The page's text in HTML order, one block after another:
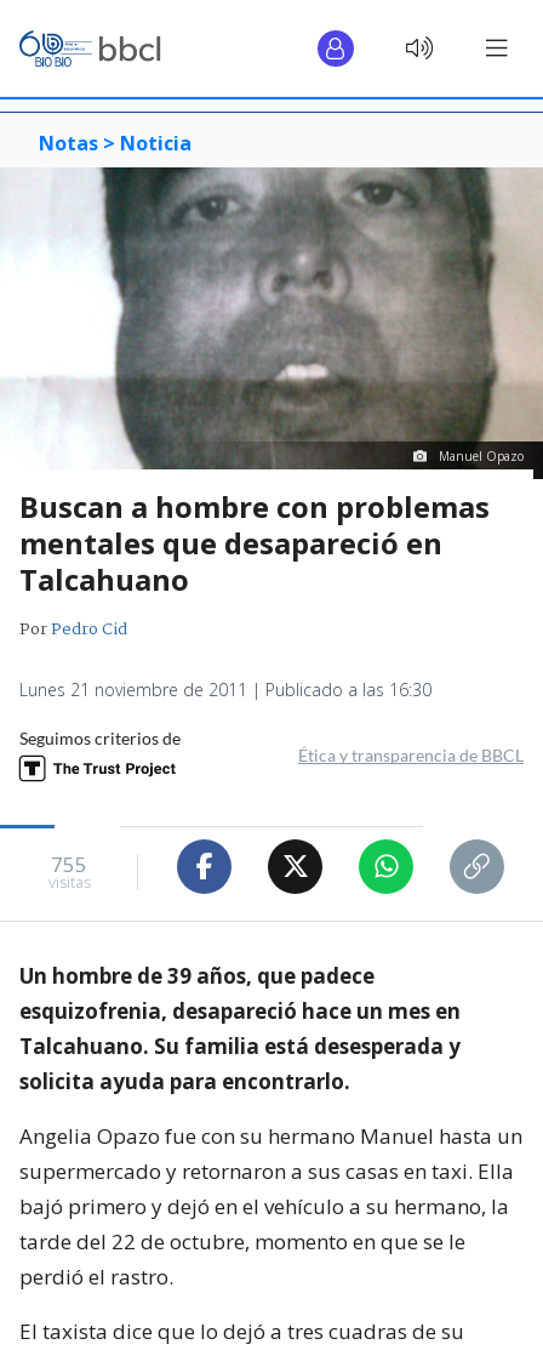
Notas > Noticia
Manuel Opazo
Buscan a hombre con problemas
mentales que desapareció en
Talcahuano
PorPedro Cid
Lunes 21 noviembre de 2011 | Publicado a las 16:30
Seguimos criterios de
Ética y transparencia de BBCL
755
visitas
Un hombre de 39 años, que padece
esquizofrenia, desapareció hace un mes en
Talcahuano. Su familia está desesperada y
solicita ayuda para encontrarlo.
Angelia Opazo fue con su hermano Manuel hasta un
supermercado y retornaron a sus casas en taxi. Ella
bajó primero y dejó en el vehículo a su hermano, la
tarde del 22 de octubre, momento en que se le
perdió el rastro.
El taxista dice que lo dejó a tres cuadras de su